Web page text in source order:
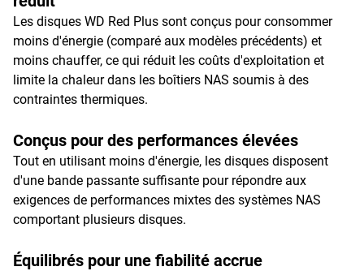
Les disques WD Red Plus sont conçus pour consommer
moins d'énergie (comparé aux modèles précédents) et
moins chauffer, ce qui réduit les coûts d'exploitation et
limite la chaleur dans les boîtiers NAS soumis à des
contraintes thermiques.
Conçus pour des performances élevées
Tout en utilisant moins d'énergie, les disques disposent
d'une bande passante suffisante pour répondre aux
exigences de performances mixtes des systèmes NAS
comportant plusieurs disques.
Équilibrés pour une fiabilité accrue